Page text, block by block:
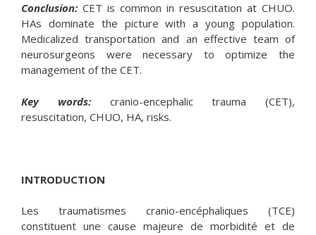
Conclusion: CET is common in resuscitation at CHUO.
HAs dominate the picture with a young population.
Medicalized transportation and an effective team of
neurosurgeons were necessary to optimize the
management of the CET.
Key words:cranio-encephalic trauma (CET),
resuscitation, CHUO, HA, risks.
INTRODUCTION
Les traumatismes cranio-encéphaliques (TCE)
constituent une cause majeure de morbidité et de